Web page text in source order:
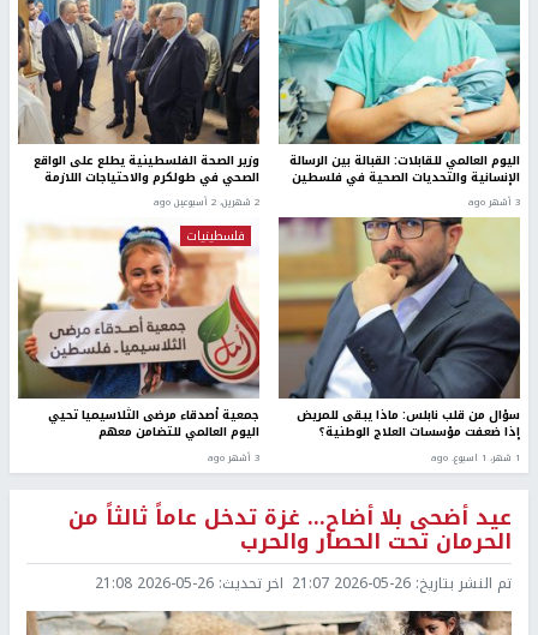
اليوم العالمي للقابلات: القبالة بين الرسالة
الإنسانية والتحديات الصحية في فلسطين
3 أشهر ago
وزير الصحة الفلسطينية يطلع على الواقع
الصحي في طولكرم والاحتياجات اللازمة
2 شهرين، 2 أسبوعين ago
سؤال من قلب نابلس: ماذا يبقى للمريض
إذا ضعفت مؤسسات العلاج الوطنية؟
1 شهر، 1 اسبوع. ago
فلسطينيات
جمعية أصدقاء مرضى الثلاسيميا تحيي
اليوم العالمي للتضامن معهم
3 أشهر ago
عيد أضحى بلا أضاحٍ… غزة تدخل عاماً ثالثاً من
الحرمان تحت الحصار والحرب
تم النشر بتاريخ: 2026-05-26 21:07 اخر تحديث: 2026-05-26 21:08